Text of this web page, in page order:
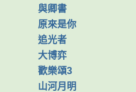
與卿書
原來是你
追光者
大博弈
歡樂頌3
山河月明